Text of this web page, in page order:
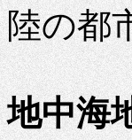
陸の都
地中海